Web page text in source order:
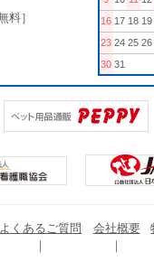
料］
16 17 18 19
23 24 25 26
30 31
よくあるご質問 会社概要